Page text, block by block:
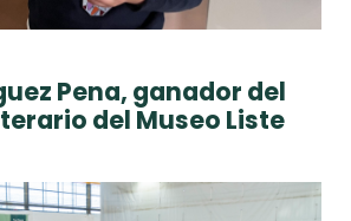
Pena, ganador del
del Museo Liste